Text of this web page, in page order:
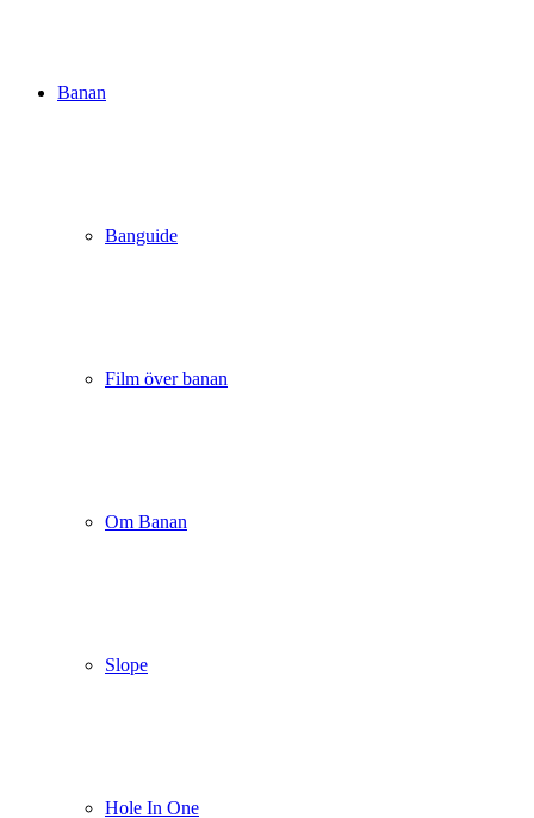
Banan
Banguide
Film över banan
Om Banan
Slope
Hole In One